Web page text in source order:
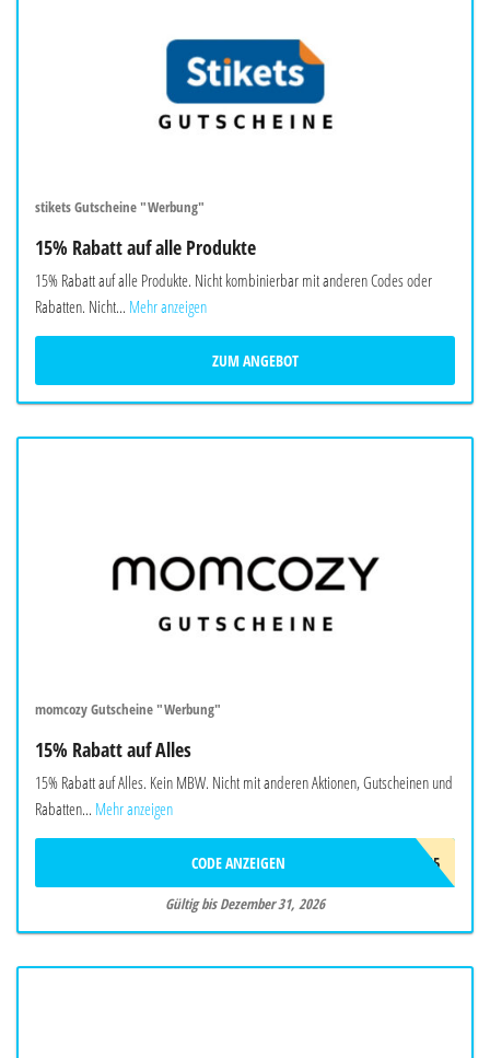
stikets Gutscheine "Werbung"
15% Rabatt auf alle Produkte
15% Rabatt auf alle Produkte. Nicht kombinierbar mit anderen Codes oder
Rabatten. Nicht... Mehr anzeigen
ZUM ANGEBOT
momcozy Gutscheine "Werbung"
15% Rabatt auf Alles
15% Rabatt auf Alles. Kein MBW. Nicht mit anderen Aktionen, Gutscheinen und
Rabatten... Mehr anzeigen
DLYDE15
CODE ANZEIGEN
Gültig bis Dezember 31, 2026